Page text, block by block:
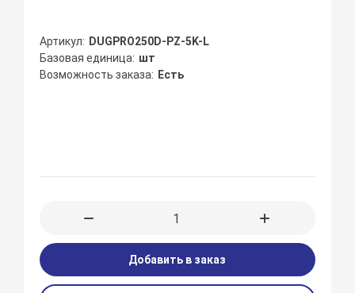
Артикул
DUGPRO250D-PZ-5K-L
Базовая единица шт
Возможность заказа
Есть
Добавить в заказ